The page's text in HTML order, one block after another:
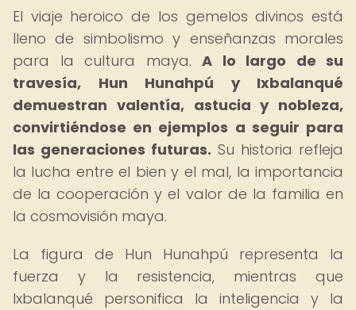
El viaje heroico de los gemelos divinos está
lleno de simbolismo y enseñanzas morales
para la cultura maya. A lo largo de su
travesía, Hun Hunahpú y Ixbalanqué
demuestran valentía, astucia y nobleza,
convirtiéndose en ejemplos a seguir para
las generaciones futuras. Su historia refleja
la lucha entre el bien y el mal, la importancia
de la cooperación y el valor de la familia en
la cosmovisión maya.
La figura de Hun Hunahpú representa la
fuerza y la resistencia, mientras que
Ixbalanqué personifica la inteligencia y la